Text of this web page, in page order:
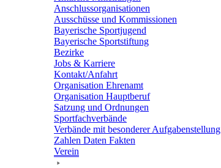
Anschluss­or­ga­ni­sa­tio­nen
Ausschüsse und Kommissionen
Baye­ri­sche Sportjugend
Baye­ri­sche Sportstiftung
Bezirke
Jobs & Karriere
Kontakt/​​Anfahrt
Orga­ni­sa­tion Ehrenamt
Orga­ni­sa­tion Hauptberuf
Satzung und Ordnungen
Sport­fach­ver­bände
Verbände mit beson­de­rer Aufgabenstellung
Zahlen Daten Fakten
Verein